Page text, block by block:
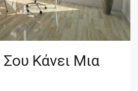
Κάνει Μια